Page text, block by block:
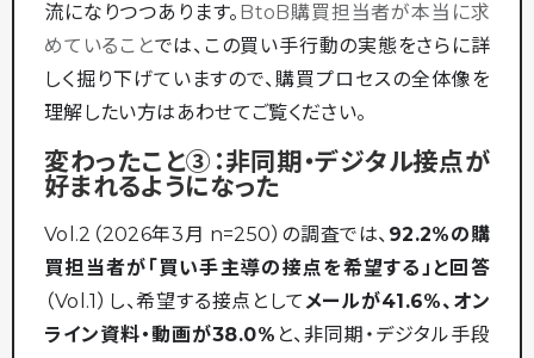
流になりつつあります。 BtoB購買担当者が本当に求
めていることでは、この買い手行動の実態をさらに詳
しく掘り下げていますので、購買プロセスの全体像を
理解したい方はあわせてご覧ください。
変わったこと③：非同期・デジタル接点が
好まれるようになった
Vol.2（2026年3月 n=250）の調査では、 92.2%の購
買担当者が「買い手主導の接点を希望する」と回答
（Vol.1）し、希望する接点としてメールが41.6%、オン
ライン資料・動画が38.0% と、非同期・デジタル手段